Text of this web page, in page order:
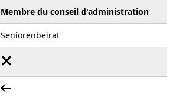
Membre du conseil d'administration
Seniorenbeirat